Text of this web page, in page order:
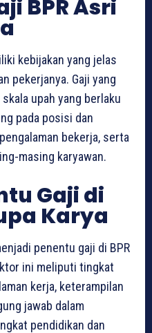
BPR Asri
kebijakan yang jelas
pekerjanya. Gaji yang
upah yang berlaku
pada posisi dan
bekerja, serta
masing karyawan.
Gaji di
Karya
penentu gaji di BPR
ini meliputi tingkat
kerja, keterampilan
jawab dalam
pendidikan dan